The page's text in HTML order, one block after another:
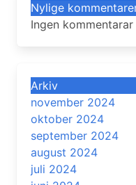
Nylige
Ingen kommentarar
Arkiv
november 2024
oktober 2024
september 2024
august 2024
juli 2024